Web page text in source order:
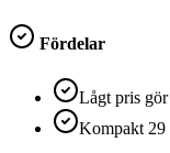
Fördelar
Lågt pris
Kompakt 29